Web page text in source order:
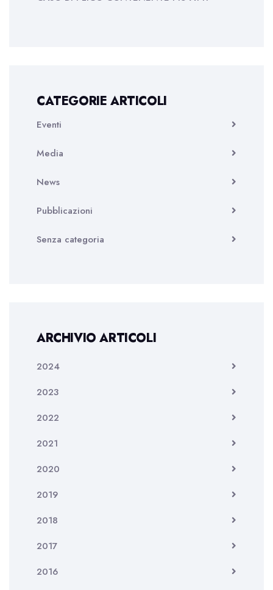
CATEGORIE ARTICOLI
Eventi
Media
News
Pubblicazioni
Senza categoria
ARCHIVIO ARTICOLI
2024
2023
2022
2021
2020
2019
2018
2017
2016